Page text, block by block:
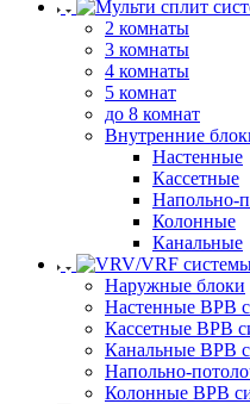
2 комнаты
3 комнаты
4 комнаты
5 комнат
до 8 комнат
Внутренние
Настенные
Кассетные
Напольно-
Колонные
Канальные
Наружные блоки
Настенные ВРВ
Кассетные ВРВ
Канальные ВРВ
Напольно-
Колонные ВРВ